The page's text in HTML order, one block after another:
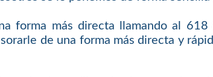
forma más directa llamando al
de una forma más directa y